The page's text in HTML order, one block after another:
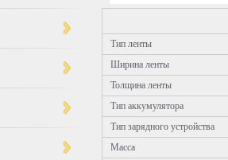
Тип ленты
Ширина ленты
Толщина ленты
Тип аккумулятора
Тип зарядного устройства
Масса